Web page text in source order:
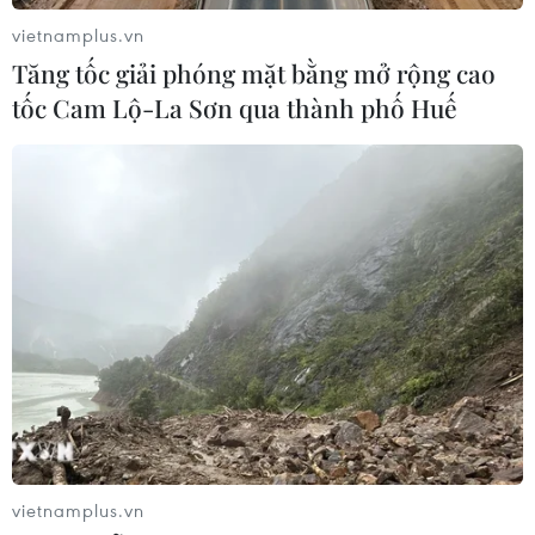
lên ngưỡng 141 triệu đồng mỗi lượng
05/08/2026 02:25
Giá vàng ngày 5/8: Bảng giá tại các
Giá vàng thế giới tăng khoảng 1% khi
giá dầu hạ nhiệt
05/08/2026 01:18
Hà Nội quảng bá tiềm năng đầu tư,
du lịch tới cộng đồng doanh nghiệp
vietnamplus.vn
Tăng tốc giải phóng mặt bằng mở rộng cao
tốc Cam Lộ-La Sơn qua thành phố Huế
vietnamplus.vn